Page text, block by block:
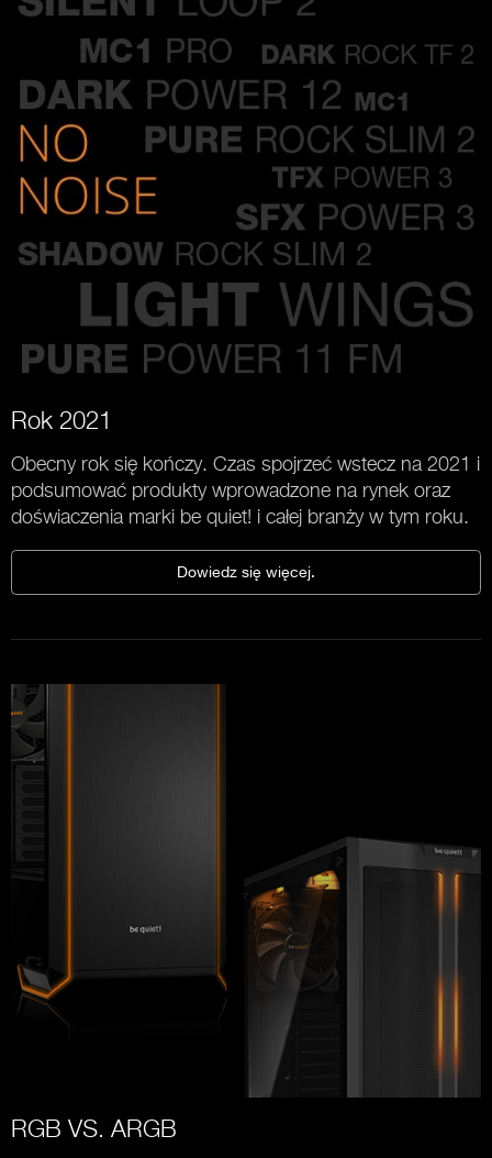
Rok 2021
Obecny rok się kończy. Czas spojrzeć wstecz na 2021 i
podsumować produkty wprowadzone na rynek oraz
doświaczenia marki be quiet! i całej branży w tym roku.
Dowiedz się więcej.
RGB VS. ARGB